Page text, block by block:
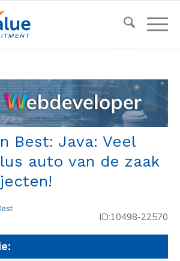
Best: Java: Veel
auto van de zaak
ID:10498-22570